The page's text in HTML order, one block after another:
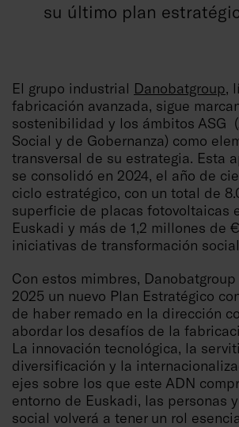
su último plan
El grupo industrial Danobatgroup,
fabricación avanzada, sigue
sostenibilidad y los ámbitos ASG
Social y de Gobernanza) como
transversal de su estrategia. Esta
se consolidó en 2024, el año de
ciclo estratégico, con un total de
superficie de placas fotovoltaicas
Euskadi y más de 1,2 millones de
iniciativas de transformación
Con estos mimbres,
2025 un nuevo Plan Estratégico
de haber remado en la dirección
abordar los desafíos de la
La innovación tecnológica, la
diversificación y la
ejes sobre los que este ADN
entorno de Euskadi, las personas
social volverá a tener un rol